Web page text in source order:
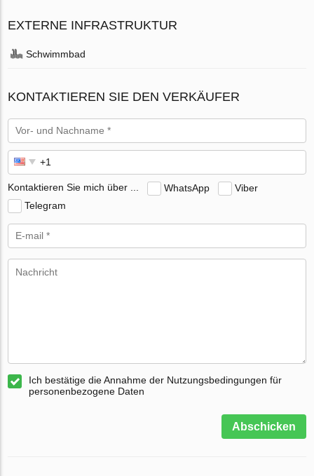
EXTERNE INFRASTRUKTUR
Schwimmbad
KONTAKTIEREN SIE DEN VERKÄUFER
Kontaktieren Sie mich über ... WhatsApp
Viber
Telegram
Ich bestätige die Annahme der Nutzungsbedingungen für
personenbezogene Daten
Abschicken